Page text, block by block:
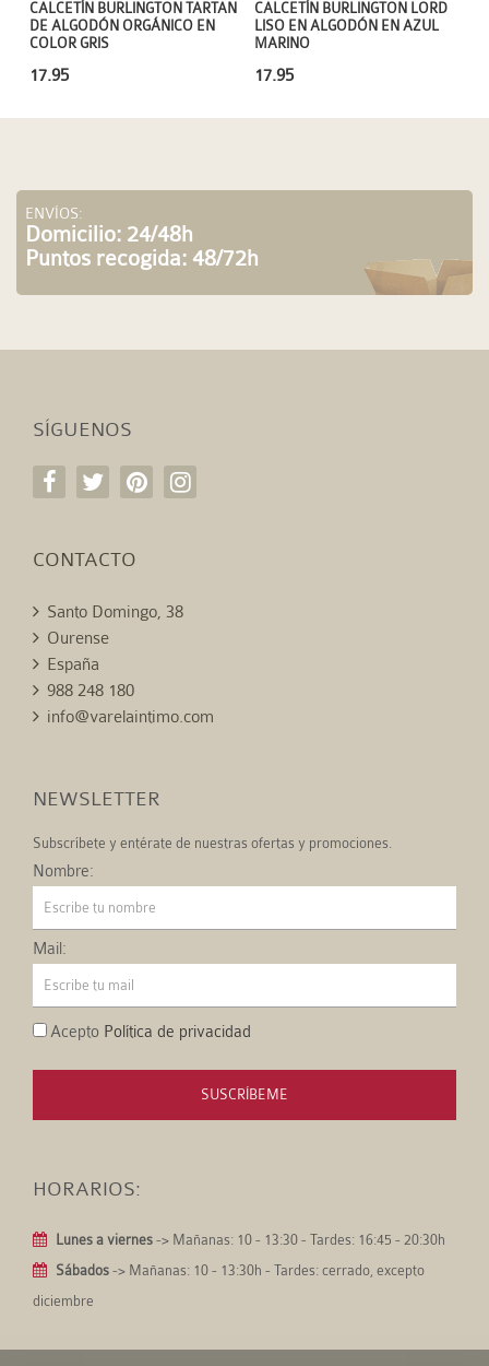
CALCETÍN BURLINGTON LORD
LISO EN ALGODÓN EN AZUL
MARINO
17.95
CALCETÍN BURLINGTON TARTAN
DE ALGODÓN ORGÁNICO EN
COLOR GRIS
17.95
ENVÍOS:
Domicilio: 24/48h
Puntos recogida: 48/72h
SÍGUENOS
CONTACTO
Santo Domingo, 38
Ourense
España
988 248 180
info@varelaintimo.com
NEWSLETTER
Subscríbete y entérate de nuestras ofertas y promociones.
Nombre:
Mail:
Acepto Política de privacidad
SUSCRÍBEME
HORARIOS:
Lunes a viernes -> Mañanas: 10 - 13:30 - Tardes: 16:45 - 20:30h
Sábados -> Mañanas: 10 - 13:30h - Tardes: cerrado, excepto
diciembre